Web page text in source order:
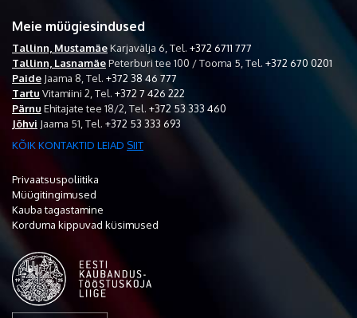
Meie müügiesindused
Tallinn, MustamäeKarjavälja 6, Tel. +372 6711 777
Tallinn, LasnamäePeterburi tee 100 / Tooma 5, Tel. +372 670 0201
Paide Jaama 8, Tel. +372 38 46 777
Tartu Vitamiini 2, Tel. +372 7 426 222
Pärnu Ehitajate tee 18/2, Tel. +372 53 333 460
Jõhvi Jaama 51, Tel. +372 53 333 693
KÕIK KONTAKTID LEIAD SIIT
Privaatsuspoliitika
Müügitingimused
Kauba tagastamine
Korduma kippuvad küsimused